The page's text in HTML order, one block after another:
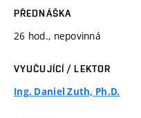
PŘEDNÁŠKA
26 hod., nepovinná
VYUČUJÍCÍ / LEKTOR
Ing. Daniel Zuth, Ph.D.